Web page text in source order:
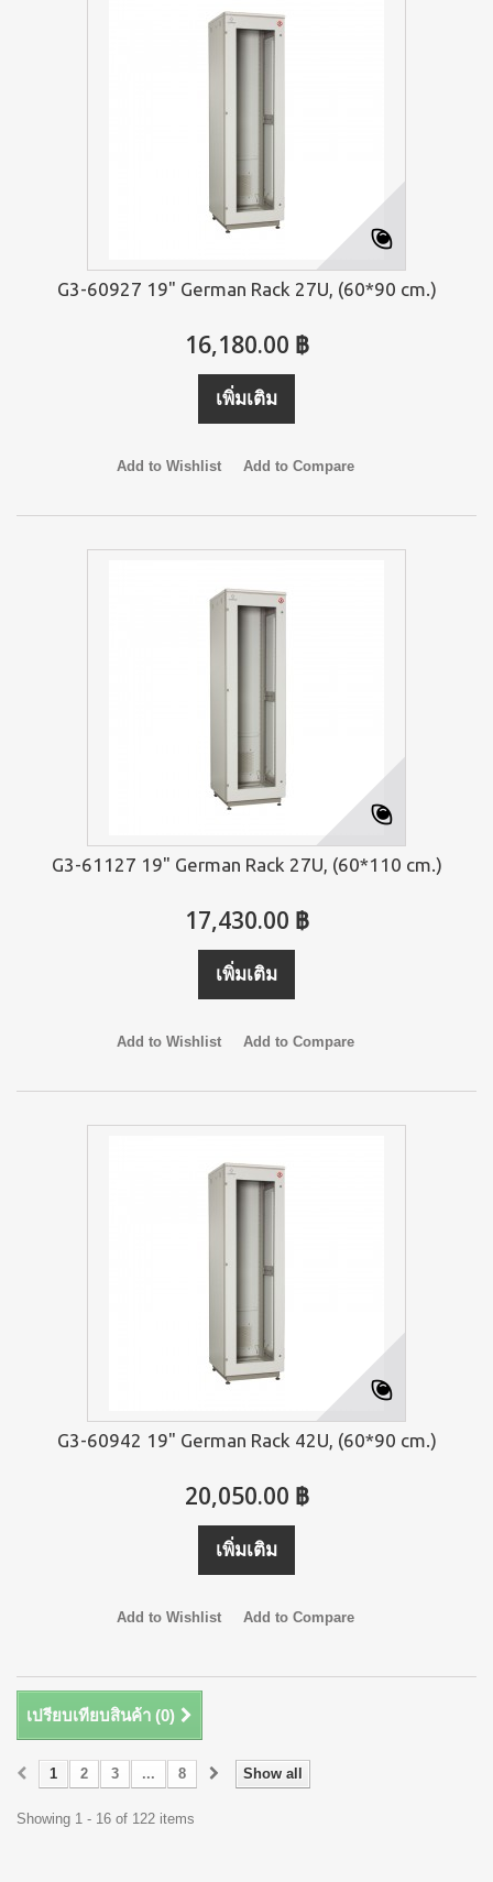
G3-60927 19" German Rack 27U, (60*90 cm.)
16,180.00 ฿
เพิ่มเติม
Add to Wishlist Add to Compare
G3-61127 19" German Rack 27U, (60*110 cm.)
17,430.00 ฿
เพิ่มเติม
Add to Wishlist Add to Compare
G3-60942 19" German Rack 42U, (60*90 cm.)
20,050.00 ฿
เพิ่มเติม
Add to Wishlist Add to Compare
เปรียบเทียบสินค้า (0)
Show all
1 2 3 ... 8
Showing 1 - 16 of 122 items